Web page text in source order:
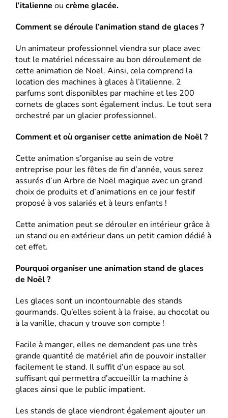
l’italienne ou crème glacée.
Comment se déroule l’animation stand de glaces ?
Un animateur professionnel viendra sur place avec
tout le matériel nécessaire au bon déroulement de
cette animation de Noël. Ainsi, cela comprend la
location des machines à glaces à l’italienne. 2
parfums sont disponibles par machine et les 200
cornets de glaces sont également inclus. Le tout sera
orchestré par un glacier professionnel.
Comment et où organiser cette animation de Noël ?
Cette animation s’organise au sein de votre
entreprise pour les fêtes de fin d’année, vous serez
assurés d’un Arbre de Noël magique avec un grand
choix de produits et d’animations en ce jour festif
proposé à vos salariés et à leurs enfants !
Cette animation peut se dérouler en intérieur grâce à
un stand ou en extérieur dans un petit camion dédié à
cet effet.
Pourquoi organiser une animation stand de glaces
de Noël ?
Les glaces sont un incontournable des stands
gourmands. Qu’elles soient à la fraise, au chocolat ou
à la vanille, chacun y trouve son compte !
Facile à manger, elles ne demandent pas une très
grande quantité de matériel afin de pouvoir installer
facilement le stand. Il suffit d’un espace au sol
suffisant qui permettra d’accueillir la machine à
glaces ainsi que le public impatient.
Les stands de glace viendront également ajouter un